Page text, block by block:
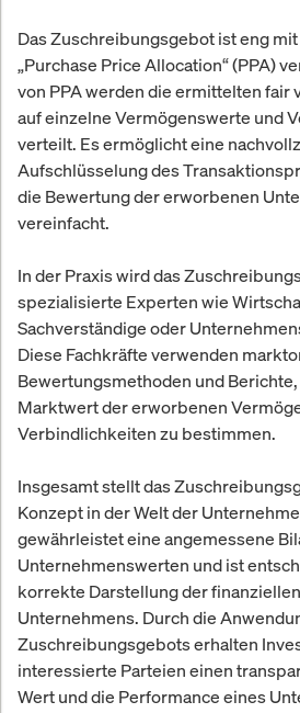
Das Zuschreibungsgebot ist eng
„Purchase Price Allocation“ (PPA)
von PPA werden die ermittelten fair
auf einzelne Vermögenswerte und
verteilt. Es ermöglicht eine
Aufschlüsselung des
die Bewertung der erworbenen
vereinfacht.
In der Praxis wird das
spezialisierte Experten wie
Sachverständige oder
Diese Fachkräfte verwenden
Bewertungsmethoden und
Marktwert der erworbenen
Verbindlichkeiten zu bestimmen.
Insgesamt stellt das
Konzept in der Welt der
gewährleistet eine angemessene
Unternehmenswerten und ist
korrekte Darstellung der
Unternehmens. Durch die
Zuschreibungsgebots erhalten
interessierte Parteien einen
Wert und die Performance eines